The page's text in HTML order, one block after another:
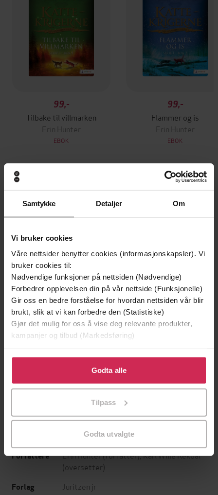
Samtykke Detaljer Om
Vi bruker cookies
Våre nettsider benytter cookies (informasjonskapsler). Vi
bruker cookies til:
Nødvendige funksjoner på nettsiden (Nødvendige)
Forbedrer opplevelsen din på vår nettside (Funksjonelle)
Gir oss en bedre forståelse for hvordan nettsiden vår blir
brukt, slik at vi kan forbedre den (Statistiske)
Gjør det mulig for oss å vise deg relevante produkter,
kampanjer og tilbud (Markedsføring)
Klikk på «Godta alle» for å gi oss ditt samtykke til å
bruke cookies for alle disse formålene. Du kan også
tilpasse ditt samtykke til spesifikke formål ved å klikke
Godta alle
Tilpass
Godta utvalgte
99,-
Tilbake til villmarken
Erin Hunter
EBOK
99,-
Flammer og is
Erin Hunter
EBOK
Andre har også kjøpt
Erin Hunter
Erin Hunter
Forfattere Erin Hunter(forfatter),Kari Wille Rekdal
(oversetter)
Forlag Juritzen jr